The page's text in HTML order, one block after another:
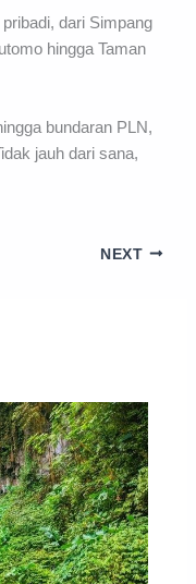
dari Simpang
hingga Taman
bundaran PLN,
jauh dari sana,
NEXT